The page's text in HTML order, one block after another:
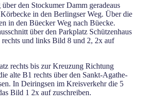
den Stockumer Damm geradeaus
in den Berlingser Weg. Über die
in den Büecker Weg nach Büecke.
über den Parkplatz Schützenhaus
und links Bild 8 und 2, 2x auf
rechts bis zur Kreuzung Richtung
alte B1 rechts über den Sankt-Agathe-
In Deiringsen im Kreisverkehr die 5
Bild 1 2x auf zuschreiben.